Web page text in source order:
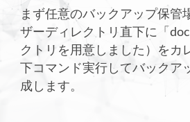
まず任意のバックアップ保管
ザーディレクトリ直下に「
クトリを用意しました）をカ
下コマンド実行してバックア
成します。